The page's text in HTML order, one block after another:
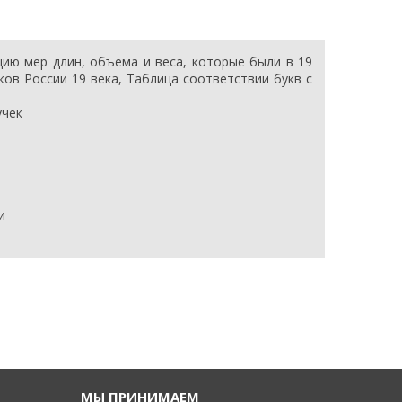
мер длин, объема и веса, которые были в 19
России 19 века, Таблица соответствии букв с
МЫ ПРИНИМАЕМ